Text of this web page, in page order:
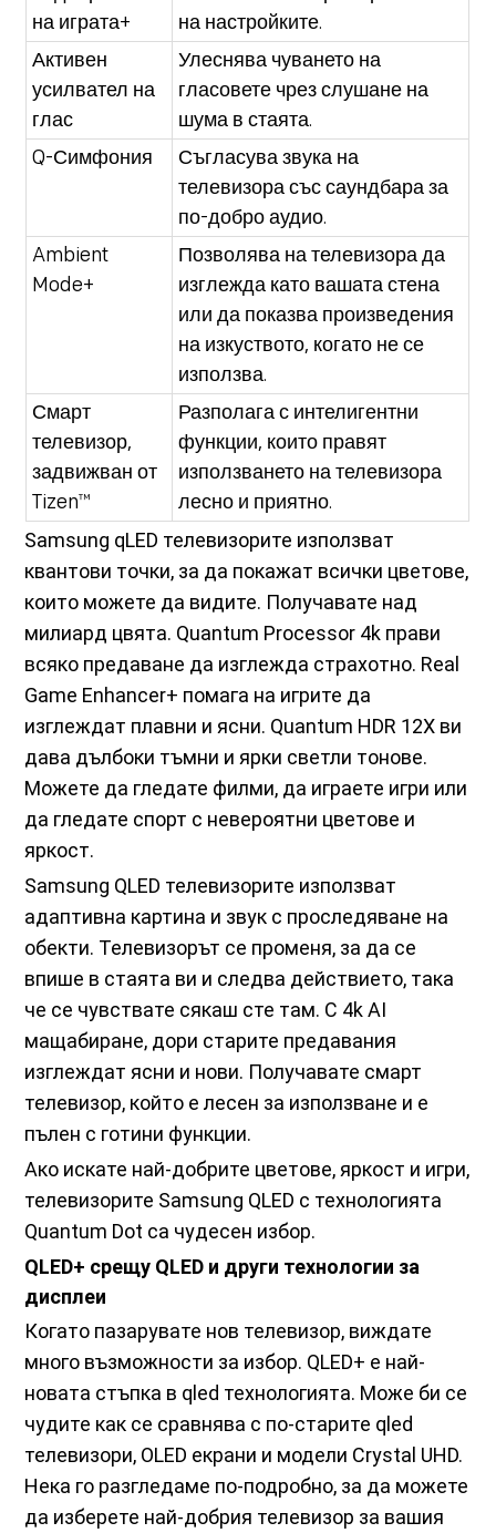
на играта+
на настройките.
Активен
усилвател на
глас
Улеснява чуването на
гласовете чрез слушане на
шума в стаята.
Q-Симфония
Съгласува звука на
телевизора със саундбара за
по-добро аудио.
Ambient
Mode+
Позволява на телевизора да
изглежда като вашата стена
или да показва произведения
на изкуството, когато не се
използва.
Смарт
телевизор,
задвижван от
Tizen™
Разполага с интелигентни
функции, които правят
използването на телевизора
лесно и приятно.
Samsung qLED телевизорите използват
квантови точки, за да покажат всички цветове,
които можете да видите. Получавате над
милиард цвята. Quantum Processor 4k прави
всяко предаване да изглежда страхотно. Real
Game Enhancer+ помага на игрите да
изглеждат плавни и ясни. Quantum HDR 12X ви
дава дълбоки тъмни и ярки светли тонове.
Можете да гледате филми, да играете игри или
да гледате спорт с невероятни цветове и
яркост.
Samsung QLED телевизорите използват
адаптивна картина и звук с проследяване на
обекти. Телевизорът се променя, за да се
впише в стаята ви и следва действието, така
че се чувствате сякаш сте там. С 4k AI
мащабиране, дори старите предавания
изглеждат ясни и нови. Получавате смарт
телевизор, който е лесен за използване и е
пълен с готини функции.
Ако искате най-добрите цветове, яркост и игри,
телевизорите Samsung QLED с технологията
Quantum Dot са чудесен избор.
QLED+ срещу QLED и други технологии за
дисплеи
Когато пазарувате нов телевизор, виждате
много възможности за избор. QLED+ е най-
новата стъпка в qled технологията. Може би се
чудите как се сравнява с по-старите qled
телевизори, OLED екрани и модели Crystal UHD.
Нека го разгледаме по-подробно, за да можете
да изберете най-добрия телевизор за вашия